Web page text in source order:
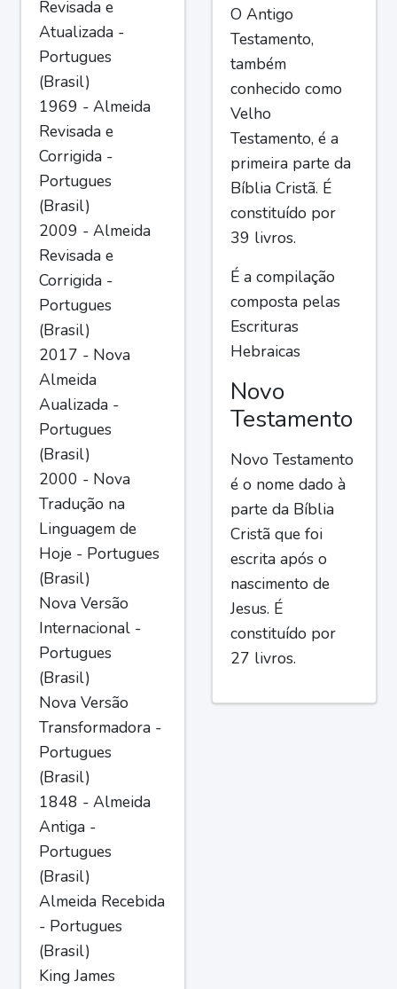
Revisada e
Atualizada -
Portugues
(Brasil)
1969 - Almeida
Revisada e
Corrigida -
Portugues
(Brasil)
2009 - Almeida
Revisada e
Corrigida -
Portugues
(Brasil)
2017 - Nova
Almeida
Aualizada -
Portugues
(Brasil)
2000 - Nova
Tradução na
Linguagem de
Hoje - Portugues
(Brasil)
Nova Versão
Internacional -
Portugues
(Brasil)
Nova Versão
Transformadora -
Portugues
(Brasil)
1848 - Almeida
Antiga -
Portugues
(Brasil)
Almeida Recebida
- Portugues
(Brasil)
King James
O Antigo
Testamento,
também
conhecido como
Velho
Testamento, é a
primeira parte da
Bíblia Cristã. É
constituído por
39 livros.
É a compilação
composta pelas
Escrituras
Hebraicas
Novo
Testamento
Novo Testamento
é o nome dado à
parte da Bíblia
Cristã que foi
escrita após o
nascimento de
Jesus. É
constituído por
27 livros.